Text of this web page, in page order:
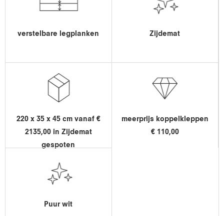
verstelbare legplanken Zijdemat
220 x 35 x 45 cm vanaf €
2135,00 in Zijdemat
gespoten
meerprijs koppelkleppen
€ 110,00
Puur wit